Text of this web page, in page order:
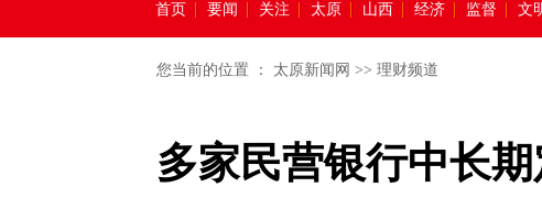
首页 要闻 关注 太原 山西 经济 监督 文
您当前的位置 ： 太原新闻网 >> 理财频道
多家民营银行中长